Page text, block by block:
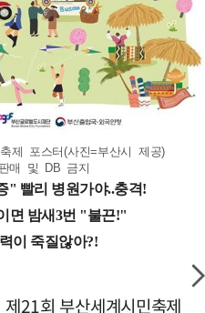
제 포스터(사진=부산시 제공)
매 및 DB 금지
21회 부산세계시민축제